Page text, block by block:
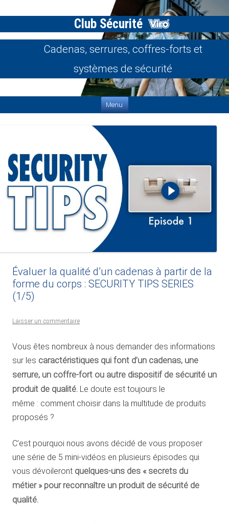
Club Sécurité
Cadenas, serrures, coffres-forts et
systèmes de sécurité
Menu
Évaluer la qualité d’un cadenas à partir de la
forme du corps : SECURITY TIPS SERIES
(1/5)
Laisser un commentaire
Vous êtes nombreux à nous demander des informations
sur les caractéristiques qui font d’un cadenas, une
serrure, un coffre-fort ou autre dispositif de sécurité un
produit de qualité. Le doute est toujours le
même : comment choisir dans la multitude de produits
proposés ?
C’est pourquoi nous avons décidé de vous proposer
une série de 5 mini-vidéos en plusieurs épisodes qui
vous dévoileront quelques-uns des « secrets du
métier » pour reconnaître un produit de sécurité de
qualité.